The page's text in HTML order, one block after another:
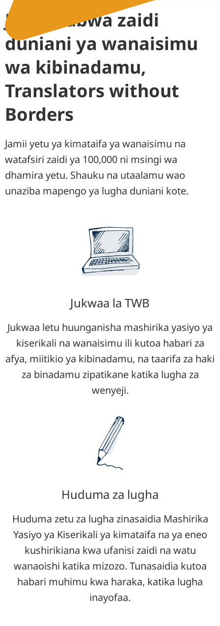
Jamii kubwa zaidi
duniani ya wanaisimu
wa kibinadamu,
Translators without
Borders
Jamii yetu ya kimataifa ya wanaisimu na
watafsiri zaidi ya 100,000 ni msingi wa
dhamira yetu. Shauku na utaalamu wao
unaziba mapengo ya lugha duniani kote.
Jukwaa la TWB
Jukwaa letu huunganisha mashirika yasiyo ya
kiserikali na wanaisimu ili kutoa habari za
afya, miitikio ya kibinadamu, na taarifa za haki
za binadamu zipatikane katika lugha za
wenyeji.
Huduma za lugha
Huduma zetu za lugha zinasaidia Mashirika
Yasiyo ya Kiserikali ya kimataifa na ya eneo
kushirikiana kwa ufanisi zaidi na watu
wanaoishi katika mizozo. Tunasaidia kutoa
habari muhimu kwa haraka, katika lugha
inayofaa.